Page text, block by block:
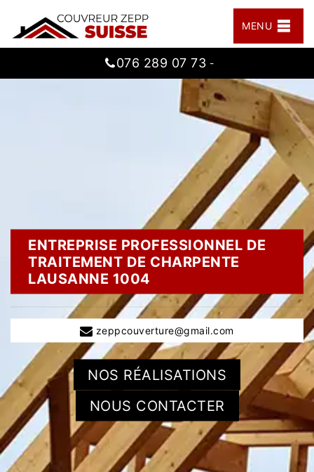
MENU
076 289 07 73 -
ENTREPRISE PROFESSIONNEL DE
TRAITEMENT DE CHARPENTE
LAUSANNE 1004
zeppcouverture@gmail.com
NOS RÉALISATIONS
NOUS CONTACTER